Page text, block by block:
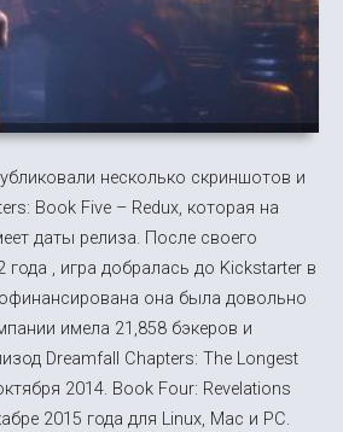
несколько скриншотов и
Book Five – Redux, которая на
даты релиза. После своего
года , игра добралась до Kickstarter в
она была довольно
имела 21,858 бэкеров и
Dreamfall Chapters: The Longest
2014. Book Four: Revelations
2015 года для Linux, Mac и PC.